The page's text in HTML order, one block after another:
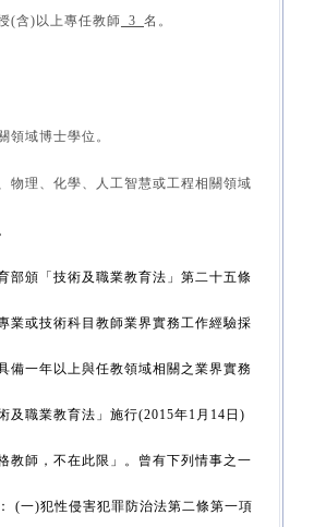
(含)以上專任教師 _3_ 名。
領域博士學位。
物理、化學、人工智慧或工程相關領域
部頒「技術及職業教育法」第二十五條
業或技術科目教師業界實務工作經驗採
備一年以上與任教領域相關之業界實務
及職業教育法」施行(2015年1月14日)
教師，不在此限」。曾有下列情事之一
(一)犯性侵害犯罪防治法第二條第一項